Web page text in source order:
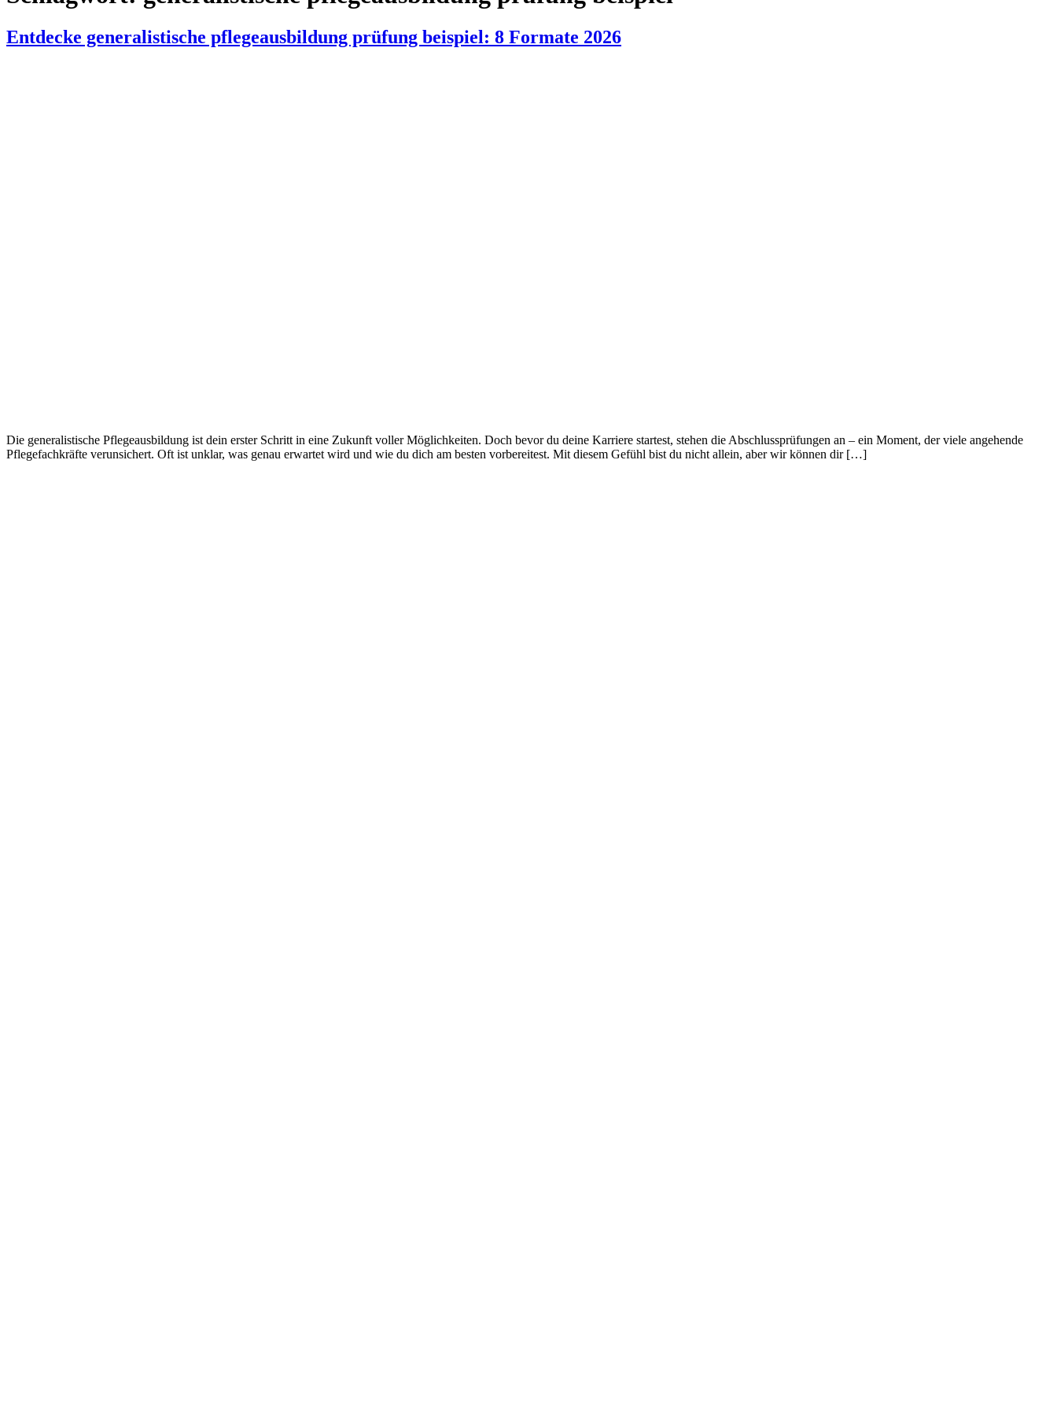
Entdecke generalistische pflegeausbildung prüfung beispiel: 8 Formate 2026
Die generalistische Pflegeausbildung ist dein erster Schritt in eine Zukunft voller Möglichkeiten. Doch bevor du deine Karriere startest, stehen die Abschlussprüfungen an – ein Moment, der viele angehende
Pflegefachkräfte verunsichert. Oft ist unklar, was genau erwartet wird und wie du dich am besten vorbereitest. Mit diesem Gefühl bist du nicht allein, aber wir können dir […]